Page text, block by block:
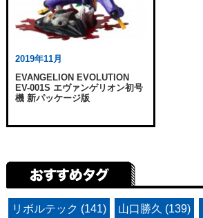
2019年11月
EVANGELION EVOLUTION
EV-001S エヴァンゲリオン初号
機 新パッケージ版
リボルテック (141) 山口勝久 (139)